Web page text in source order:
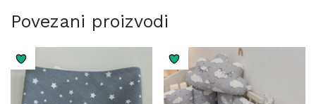
Povezani proizvodi